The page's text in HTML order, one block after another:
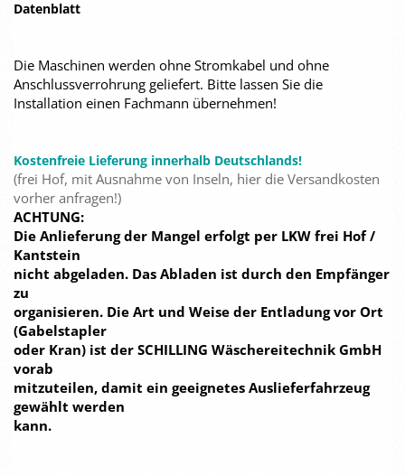
Datenblatt
Die Maschinen werden ohne Stromkabel und ohne
Anschlussverrohrung geliefert. Bitte lassen Sie die
Installation einen Fachmann übernehmen!
Kostenfreie Lieferung innerhalb Deutschlands!
(frei Hof, mit Ausnahme von Inseln, hier die Versandkosten
vorher anfragen!)
ACHTUNG:
Die Anlieferung der Mangel erfolgt per LKW frei Hof /
Kantstein
nicht abgeladen. Das Abladen ist durch den Empfänger
zu
organisieren. Die Art und Weise der Entladung vor Ort
(Gabelstapler
oder Kran) ist der SCHILLING Wäschereitechnik GmbH
vorab
mitzuteilen, damit ein geeignetes Auslieferfahrzeug
gewählt werden
kann.